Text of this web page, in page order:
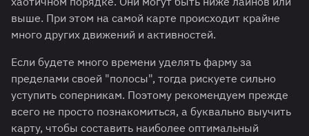
выше. При этом на самой карте происходит крайне
много других движений и активностей.
Если будете много времени уделять фарму за
пределами своей "полосы", тогда рискуете сильно
уступить соперникам. Поэтому рекомендуем прежде
всего не просто познакомиться, а буквально выучить
карту, чтобы составить наиболее оптимальный